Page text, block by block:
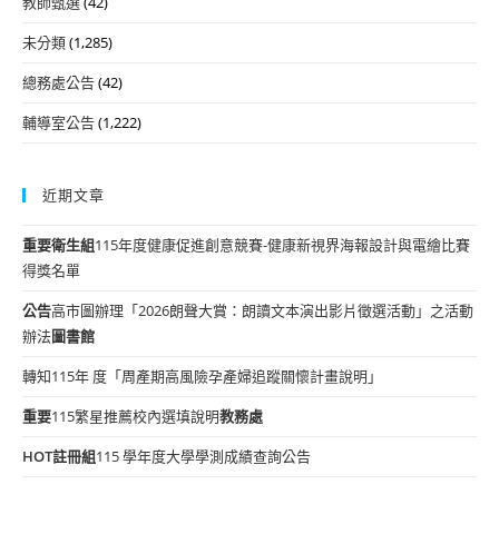
未分類(1,285)
總務處公告(42)
輔導室公告(1,222)
近期文章
重要衛生組115年度健康促進創意競賽-健康新視界海報設計與電繪比賽
得獎名單
公告高市圖辦理「2026朗聲大賞：朗讀文本演出影片徵選活動」之活動
辦法圖書館
轉知115年 度「周產期高風險孕產婦追蹤關懷計畫說明」
重要115繁星推薦校內選填說明教務處
HOT註冊組115 學年度大學學測成績查詢公告